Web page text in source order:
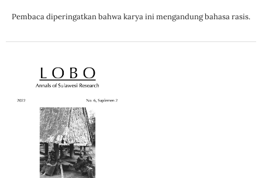
Pembaca diperingatkan bahwa karya ini mengandung bahasa rasis.